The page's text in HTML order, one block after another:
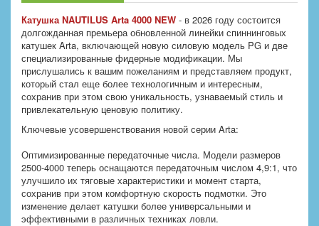
Катушка NAUTILUS Arta 4000 NEW - в 2026 году состоится
долгожданная премьера обновленной линейки спиннинговых
катушек Arta, включающей новую силовую модель PG и две
специализированные фидерные модификации. Мы
прислушались к вашим пожеланиям и представляем продукт,
который стал еще более технологичным и интересным,
сохранив при этом свою уникальность, узнаваемый стиль и
привлекательную ценовую политику.
Ключевые усовершенствования новой серии Arta:
Оптимизированные передаточные числа. Модели размеров
2500-4000 теперь оснащаются передаточным числом 4,9:1, что
улучшило их тяговые характеристики и момент старта,
сохранив при этом комфортную скорость подмотки. Это
изменение делает катушки более универсальными и
эффективными в различных техниках ловли.